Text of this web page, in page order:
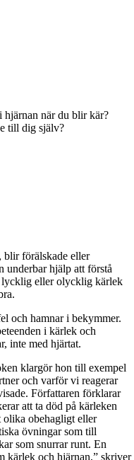
hjärnan när du blir kär?
till dig själv?
blir förälskade eller
underbar hjälp att förstå
lycklig eller olycklig kärlek
och hamnar i bekymmer.
i kärlek och
inte med hjärtat.
klargör hon till exempel
och varför vi reagerar
Författaren förklarar
att ta död på kärleken
olika obehagligt eller
övningar som till
som snurrar runt. En
kärlek och hjärnan,” skriver